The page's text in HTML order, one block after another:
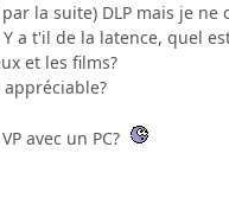
la suite) DLP mais je
a t'il de la latence, quel
et les films?
avec un PC?